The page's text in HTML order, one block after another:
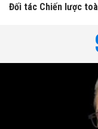
Đối tác Chiến lược